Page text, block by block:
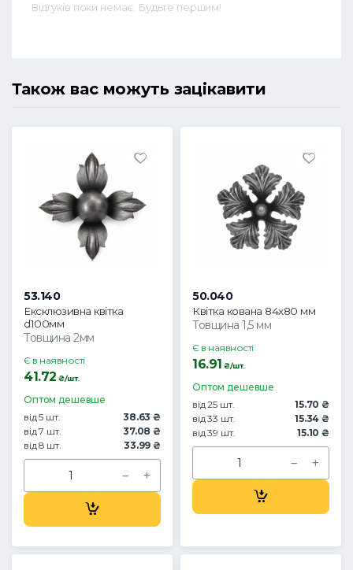
Відгуків поки немає. Будьте першим!
Також вас можуть зацікавити
53.140
Ексклюзивна квітка
d100мм
Товщина 2мм
Є в наявності
41.72 ₴/шт.
Оптом дешевше
від 5 шт.
38.63 ₴
від 7 шт.
37.08 ₴
від 8 шт.
33.99 ₴
50.040
Квітка кована 84x80 мм
Товщина 1,5 мм
Є в наявності
16.91 ₴/шт.
Оптом дешевше
від 25 шт.
15.70 ₴
від 33 шт.
15.34 ₴
від 39 шт.
15.10 ₴